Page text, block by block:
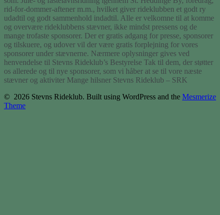
rid-for-dommer-aftener m.m., hvilket giver rideklubben et godt ry
udadtil og godt sammenhold indadtil. Alle er velkomne til at komme
og overvære rideklubbens stævner, ikke mindst pressens og de
mange trofaste sponsorer. Der er gratis adgang for presse, sponsorer
og tilskuere, og udover vil der være gratis forplejning for vores
sponsorer under stævnerne. Nærmere oplysninger gives ved
henvendelse til Stevns Rideklub’s Bestyrelse Tak til dem, der støtter
os allerede og til nye sponsorer, som vi håber at se til vore næste
stævner og aktiviter Mange hilsner Stevns Rideklub – SRK
© 2026 Stevns Rideklub. Built using WordPress and the Mesmerize
Theme